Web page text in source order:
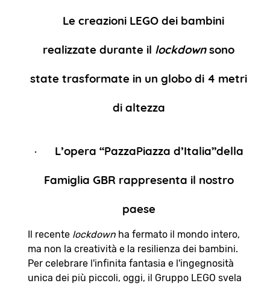
Le creazioni LEGO dei bambini
realizzate durante il lockdownsono
state trasformate in un globo di 4 metri
di altezza
· L’opera “PazzaPiazza d’Italia”della
Famiglia GBR rappresenta il nostro
paese
Il recente lockdown ha fermato il mondo intero,
ma non la creatività e la resilienza dei bambini.
Per celebrare l'infinita fantasia e l'ingegnosità
unica dei più piccoli, oggi, il Gruppo LEGO svela